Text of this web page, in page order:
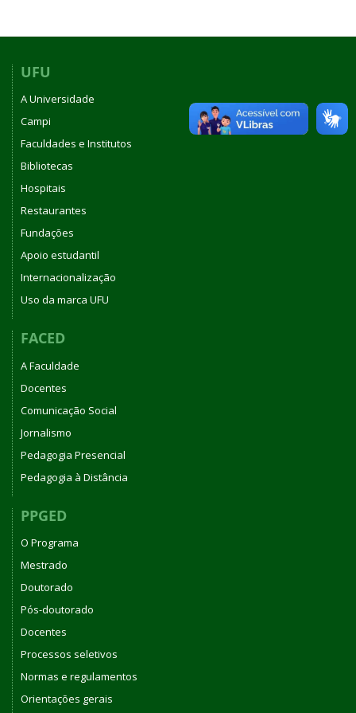
UFU
A Universidade
Campi
Faculdades e Institutos
Bibliotecas
Hospitais
Restaurantes
Fundações
Apoio estudantil
Internacionalização
Uso da marca UFU
FACED
A Faculdade
Docentes
Comunicação Social
Jornalismo
Pedagogia Presencial
Pedagogia à Distância
PPGED
O Programa
Mestrado
Doutorado
Pós-doutorado
Docentes
Processos seletivos
Normas e regulamentos
Orientações gerais